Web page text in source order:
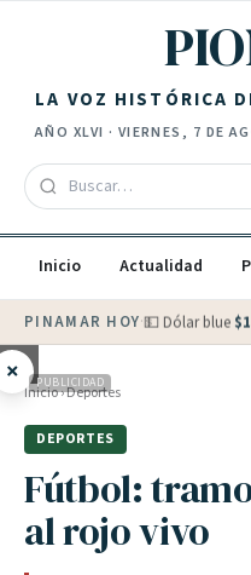
LA VOZ HISTÓRICA
AÑO XLVI · VIERNES, 7 DE
Inicio Actualidad
PINAMAR HOY·💵 Dólar blue $
× PUBLICIDAD
Inicio›Deportes
DEPORTES
Fútbol:
al rojo vivo